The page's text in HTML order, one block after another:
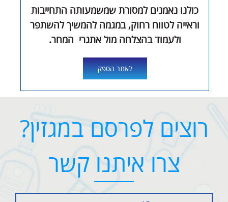
כולנו נאמנים למסורת שמשמעותה התחייבות
וראייה לטווח רחוק, במגמה להמשיך להשתפר
ולעמוד בהצלחה מול אתגרי המחר.
לאתר הספק
רוצים לפרסם במגזין?
צרו איתנו קשר